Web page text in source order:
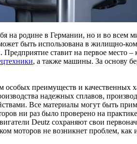
на родине в Германии, но и во всем
быть использована в жилищно-
ставит на первое место –
, а также машины. За основу
преимуществ и качественных
надежных сплавов,
Все материалы могут быть
ни раз было проверено на
Deutz сохраняют свои
моторов не возникнет проблем, как